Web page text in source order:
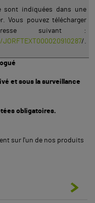
sont indiquées dans une
Vous pouvez télécharger
suivant :
/.
et sous la surveillance
obligatoires.
sur l'un de nos produits